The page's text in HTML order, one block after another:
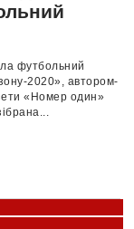
футбольний
2020», автором-
«Номер один»